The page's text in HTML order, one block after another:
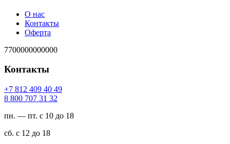
О нас
Контакты
Оферта
7700000000000
Контакты
94 04 904 218 7+
23 13 707 008 8
пн. — пт. с 10 до 18
сб. с 12 до 18